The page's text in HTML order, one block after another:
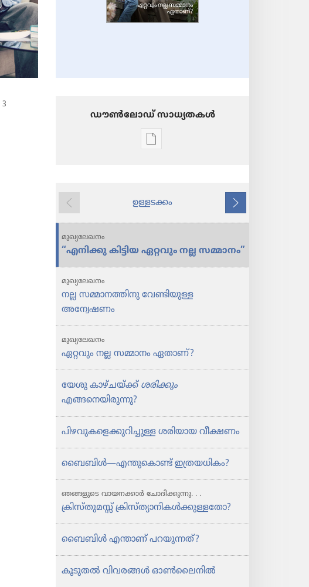
ഡൗണ്‍ലോഡ് സാധ്യതകള്‍
പ്രസിദ്ധീകരണങ്ങൾ
വീക്ഷാഗോപുരം
സമ്മാനം
പുറകിലുള്ളത്
ഉള്ളടക്കം
അടുത്തത്
മുഖ്യലേഖനം
“എനിക്കു കിട്ടിയ ഏറ്റവും നല്ല സമ്മാനം”
മുഖ്യലേഖനം
നല്ല സമ്മാനത്തിനു വേണ്ടിയുള്ള
അന്വേഷണം
മുഖ്യലേഖനം
ഏറ്റവും നല്ല സമ്മാനം ഏതാണ്‌?
യേശു കാഴ്‌ചയ്‌ക്ക്‌ ശരിക്കും
എങ്ങനെയിരുന്നു?
പിഴവുകളെക്കുറിച്ചുള്ള ശരിയായ വീക്ഷണം
ബൈബിൾ​—എന്തുകൊണ്ട്‌ ഇത്രയധികം?
ഞങ്ങളുടെ വായന​ക്കാർ ചോദി​ക്കു​ന്നു. . .
ക്രിസ്‌തുമസ്സ്‌ ക്രിസ്‌ത്യാനികൾക്കുള്ളതോ?
ബൈബിൾ എന്താണ്‌ പറയുന്നത്‌?
കൂടുതൽ വിവരങ്ങൾ ഓൺലൈനിൽ